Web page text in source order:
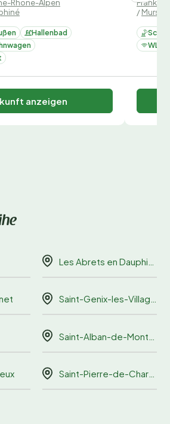
ausgebucht.
Rhone-Alpen
Hallenbad
anzeigen
/Murs-
WLAN
Les Abrets en Dauphiné
Saint-Genix-les-Villages
Saint-Alban-de-Montbel
Saint-Pierre-de-Chartreuse